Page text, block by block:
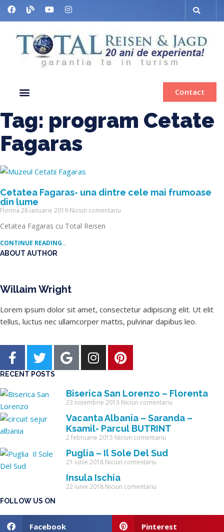
Contact
Tag: program Cetate
Fagaras
Cetatea Fagaras- una dintre cele mai frumoase
din lume
Florina 28 ianuarie 2019 Niciun comentariu
Cetatea Fagaras cu Total Reisen
CONTINUE READING..
ABOUT AUTHOR
Willaim Wright
Lorem ipsum dolor sit amet, consectetur adipiscing elit. Ut elit
tellus, luctus nec ullamcorper mattis, pulvinar dapibus leo.
RECENT POSTS
Biserica San Lorenzo – Florenta
23 noiembrie 2013 Niciun comentariu
Vacanta Albania – Saranda –
Ksamil- Parcul BUTRINT
2 februarie 2015 Niciun comentariu
Puglia – Il Sole Del Sud
21 iunie 2018 Niciun comentariu
Insula Ischia
22 iunie 2018 Niciun comentariu
FOLLOW US ON
Facebook Pinterest